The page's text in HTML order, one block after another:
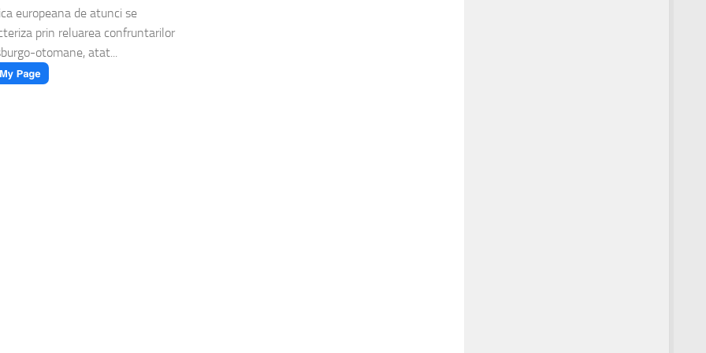
europeana de atunci se
prin reluarea confruntarilor
otomane, atat...